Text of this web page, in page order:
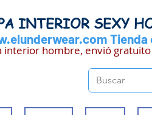
INTERIOR SEXY
Tienda
interior hombre, envió gratuito